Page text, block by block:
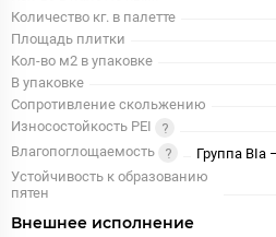
Количество кг. в палетте
Площадь плитки
Кол-во м2 в упаковке
В упаковке
Сопротивление скольжению
Износостойкость PEI
Влагопоглощаемость
Группа BIa
Устойчивость к образованию
пятен
Внешнее исполнение